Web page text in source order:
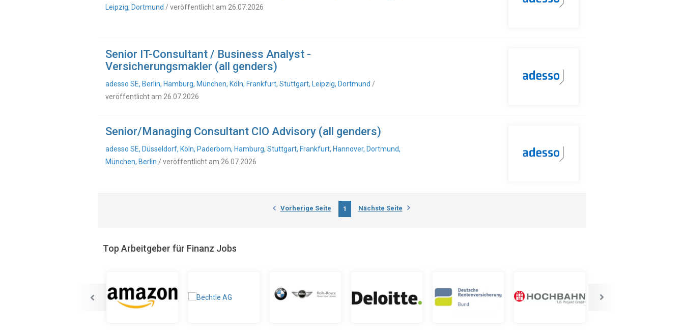
Leipzig, Dortmund / veröffentlicht am 26.07.2026
Senior IT-Consultant / Business Analyst -
Versicherungsmakler (all genders)
adesso SE, Berlin, Hamburg, München, Köln, Frankfurt, Stuttgart, Leipzig, Dortmund /
veröffentlicht am 26.07.2026
Senior/Managing Consultant CIO Advisory (all genders)
adesso SE, Düsseldorf, Köln, Paderborn, Hamburg, Stuttgart, Frankfurt, Hannover, Dortmund,
München, Berlin / veröffentlicht am 26.07.2026
Vorherige Seite 1 Nächste Seite
Top Arbeitgeber für Finanz Jobs